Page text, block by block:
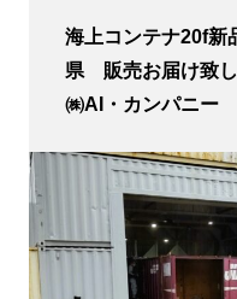
海上コンテナ20f
県 販売お届け致
㈱AI・カンパニー